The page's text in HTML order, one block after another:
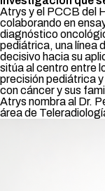
Atrys y el PCCB del
colaborando en
diagnóstico
pediátrica, una línea
decisivo hacia su
sitúa al centro entre
precisión pediátrica y
con cáncer y sus
Atrys nombra al Dr.
área de